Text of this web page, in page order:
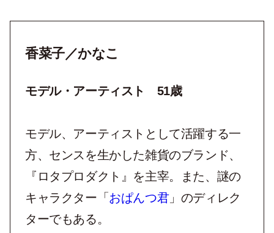
香菜子／かなこ
モデル・アーティスト 51歳
モデル、アーティストとして活躍する一
方、センスを生かした雑貨のブランド、
『ロタプロダクト』を主宰。また、謎の
キャラクター「 おぱんつ君」のディレク
ターでもある。